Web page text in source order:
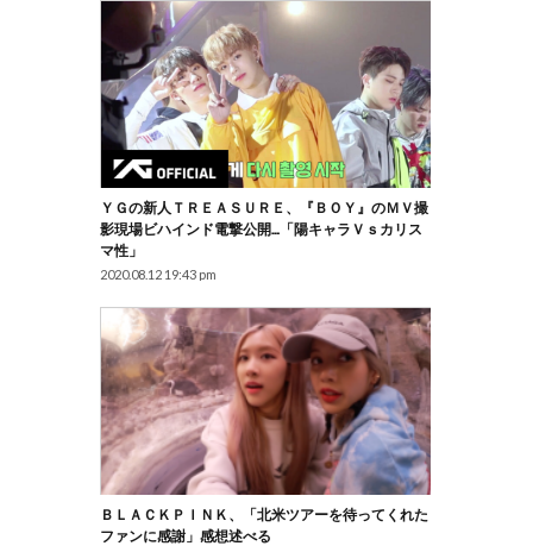
ＹＧの新人ＴＲＥＡＳＵＲＥ、『ＢＯＹ』のＭＶ撮
影現場ビハインド電撃公開…「陽キャラｖｓカリス
マ性」
2020.08.12 19:43 pm
ＢＬＡＣＫＰＩＮＫ、「北米ツアーを待ってくれた
ファンに感謝」感想述べる